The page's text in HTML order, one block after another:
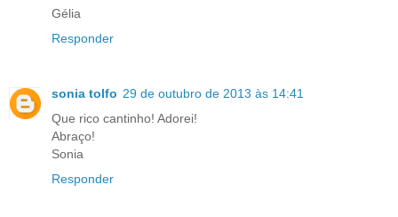
Gélia
Responder
sonia tolfo 29 de outubro de 2013 às 14:41
Que rico cantinho! Adorei!
Abraço!
Sonia
Responder